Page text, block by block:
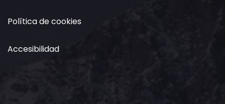
Política de cookies
Accesibilidad